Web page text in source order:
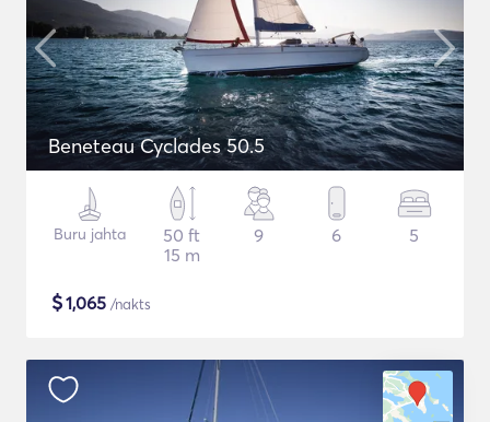
Beneteau Cyclades 50.5
Buru jahta
50 ft
15 m
9 6 5
$1,065 /nakts